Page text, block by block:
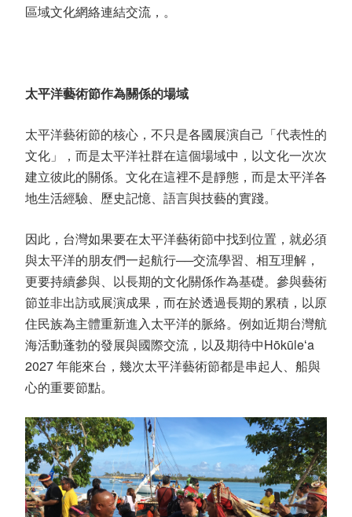
區域文化網絡連結交流，。
太平洋藝術節作為關係的場域
太平洋藝術節的核心，不只是各國展演自己「代表性的
文化」，而是太平洋社群在這個場域中，以文化一次次
建立彼此的關係。文化在這裡不是靜態，而是太平洋各
地生活經驗、歷史記憶、語言與技藝的實踐。
因此，台灣如果要在太平洋藝術節中找到位置，就必須
與太平洋的朋友們一起航行──交流學習、相互理解，
更要持續參與、以長期的文化關係作為基礎。參與藝術
節並非出訪或展演成果，而在於透過長期的累積，以原
住民族為主體重新進入太平洋的脈絡。例如近期台灣航
海活動蓬勃的發展與國際交流，以及期待中Hōkūleʻa
2027年能來台，幾次太平洋藝術節都是串起人、船與
心的重要節點。